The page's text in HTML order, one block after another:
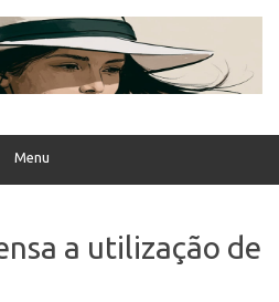
Menu
a utilização de